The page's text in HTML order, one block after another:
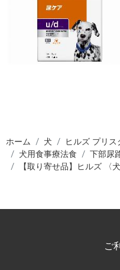
ホーム 犬
ヒルズ プリス
犬用食事療法食
下部尿
【取り寄せ品】ヒルズ 〈
ご